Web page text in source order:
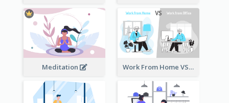
Meditation Work From Home VS Work From Office